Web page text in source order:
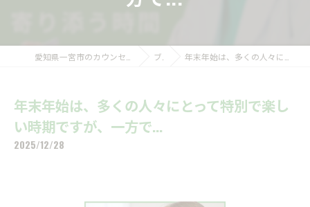
ブログ 年末年始は、多くの人々にとって特別で楽しい時期ですが、一方で...
年末年始は、多くの人々にとって特別で楽し
い時期ですが、一方で...
2025/12/28